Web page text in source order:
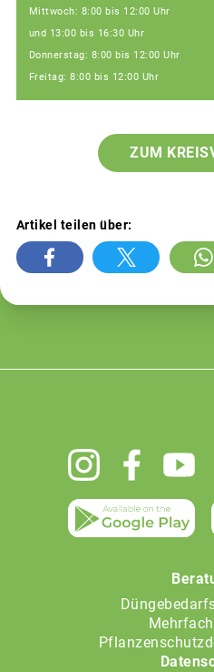
Mittwoch: 8:00 bis 12:00 Uhr
und 13:00 bis 16:30 Uhr
Donnerstag: 8:00 bis 12:00 Uhr
Freitag: 8:00 bis 12:00 Uhr
ZUM
Artikel teilen über: